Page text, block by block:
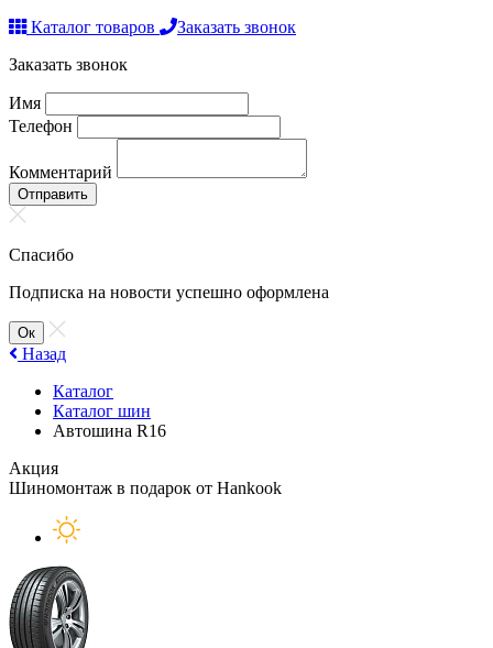
Каталог товаров
Заказать звонок
Заказать звонок
Имя
Телефон
Комментарий
Отправить
Спасибо
Подписка на новости успешно оформлена
Ок
Назад
Каталог
Каталог шин
Автошина R16
Акция
Шиномонтаж в подарок от Hankook